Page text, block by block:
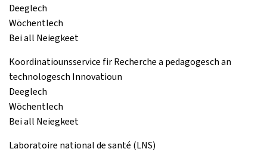
Deeglech
Wöchentlech
Bei all Neiegkeet
Koordinatiounsservice fir Recherche a pedagogesch an
technologesch Innovatioun
Deeglech
Wöchentlech
Bei all Neiegkeet
Laboratoire national de santé (LNS)